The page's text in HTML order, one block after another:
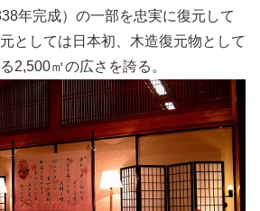
年完成）の一部を忠実に復元して
としては日本初、木造復元物として
2,500㎡の広さを誇る。